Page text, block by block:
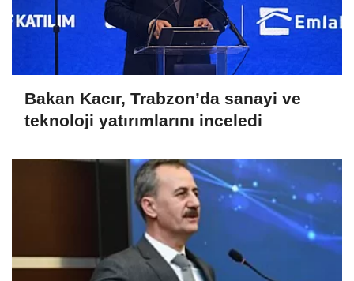
Bakan Kacır, Trabzon’da sanayi ve
teknoloji yatırımlarını inceledi